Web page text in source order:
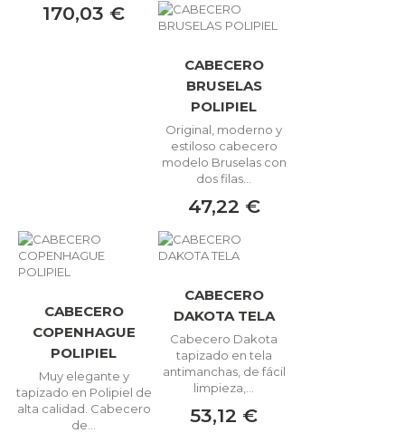
170,03 €
CABECERO
BRUSELAS
POLIPIEL
Original, moderno y
estiloso cabecero
modelo Bruselas con
dos filas...
47,22 €
CABECERO
COPENHAGUE
POLIPIEL
Muy elegante y
tapizado en Polipiel de
alta calidad. Cabecero
de...
CABECERO
DAKOTA TELA
Cabecero Dakota
tapizado en tela
antimanchas, de fácil
limpieza,...
53,12 €